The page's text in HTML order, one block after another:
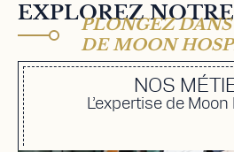
EXPLOREZ
PLONGEZ
DE MOON
NOS
L’expertise de